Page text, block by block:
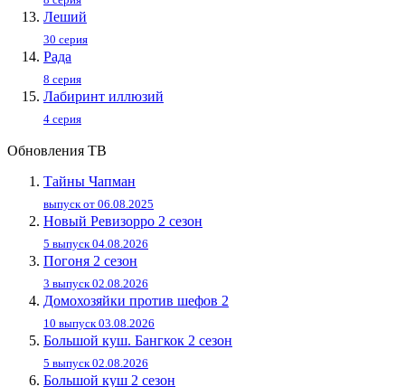
Леший
30 серия
Рада
8 серия
Лабиринт иллюзий
4 серия
Обновления ТВ
Тайны Чапман
выпуск от 06.08.2025
Новый Ревизорро 2 сезон
5 выпуск 04.08.2026
Погоня 2 сезон
3 выпуск 02.08.2026
Домохозяйки против шефов 2
10 выпуск 03.08.2026
Большой куш. Бангкок 2 сезон
5 выпуск 02.08.2026
Большой куш 2 сезон